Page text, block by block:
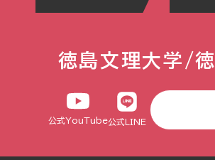
徳島文理大学/
公式YouTube公式LINE